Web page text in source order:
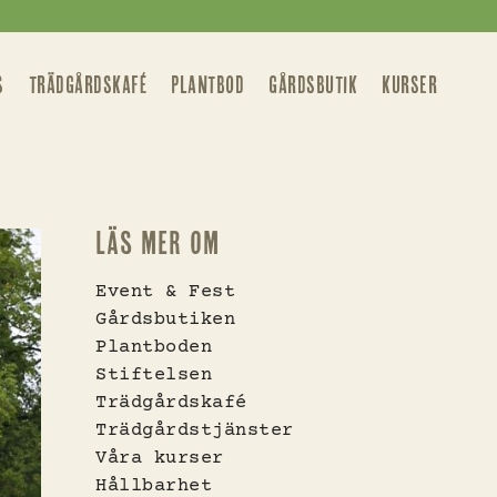
TRÄDGÅRDSKAFÉ PLANTBOD GÅRDSBUTIK KURSER
Läs mer om
Event & Fest
Gårdsbutiken
Plantboden
Stiftelsen
Trädgårdskafé
Trädgårdstjänster
Våra kurser
Hållbarhet